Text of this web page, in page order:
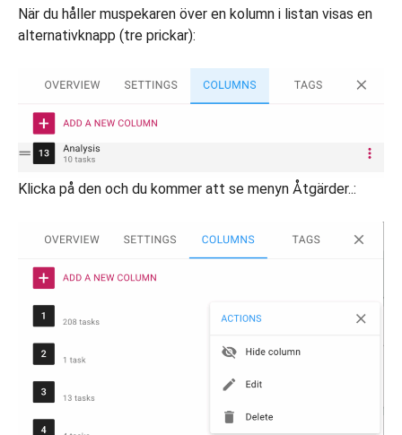
När du håller muspekaren över en kolumn i listan visas en
alternativknapp (tre prickar):
Klicka på den och du kommer att se menyn Åtgärder..: